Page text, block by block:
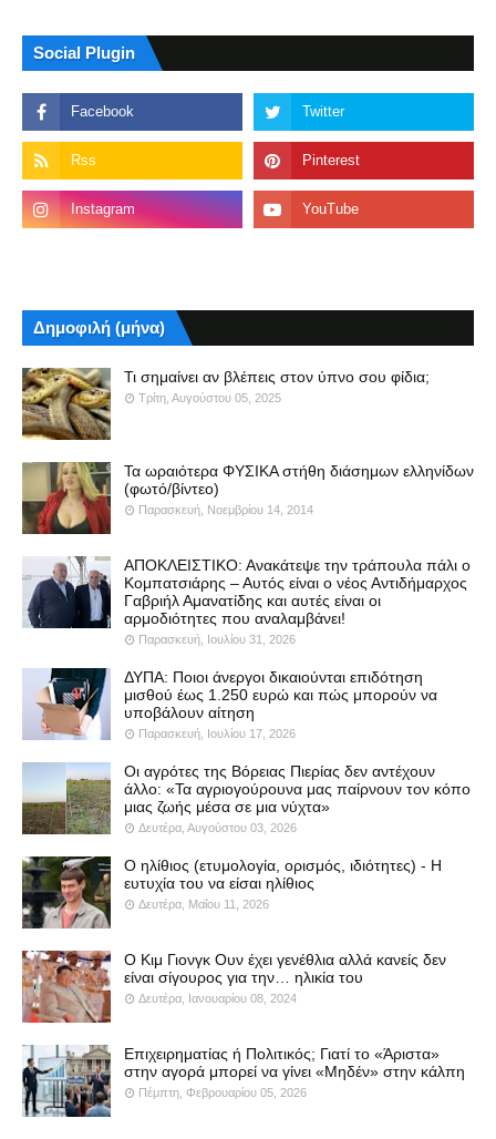
Social Plugin
Δημοφιλή (μήνα)
Τι σημαίνει αν βλέπεις στον ύπνο σου φίδια;
Τρίτη, Αυγούστου 05, 2025
Τα ωραιότερα ΦΥΣΙΚΑ στήθη διάσημων ελληνίδων
(φωτό/βίντεο)
Παρασκευή, Νοεμβρίου 14, 2014
ΑΠΟΚΛΕΙΣΤΙΚΟ: Ανακάτεψε την τράπουλα πάλι ο
Κομπατσιάρης – Αυτός είναι ο νέος Αντιδήμαρχος
Γαβριήλ Αμανατίδης και αυτές είναι οι
αρμοδιότητες που αναλαμβάνει!
Παρασκευή, Ιουλίου 31, 2026
ΔΥΠΑ: Ποιοι άνεργοι δικαιούνται επιδότηση
μισθού έως 1.250 ευρώ και πώς μπορούν να
υποβάλουν αίτηση
Παρασκευή, Ιουλίου 17, 2026
Οι αγρότες της Βόρειας Πιερίας δεν αντέχουν
άλλο: «Τα αγριογούρουνα μας παίρνουν τον κόπο
μιας ζωής μέσα σε μια νύχτα»
Δευτέρα, Αυγούστου 03, 2026
Ο ηλίθιος (ετυμολογία, ορισμός, ιδιότητες) - Η
ευτυχία του να είσαι ηλίθιος
Δευτέρα, Μαΐου 11, 2026
Ο Κιμ Γιονγκ Ουν έχει γενέθλια αλλά κανείς δεν
είναι σίγουρος για την… ηλικία του
Δευτέρα, Ιανουαρίου 08, 2024
Επιχειρηματίας ή Πολιτικός; Γιατί το «Άριστα»
στην αγορά μπορεί να γίνει «Μηδέν» στην κάλπη
Πέμπτη, Φεβρουαρίου 05, 2026